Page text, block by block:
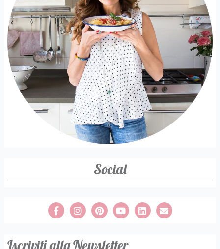
Social
Iscriviti alla Newsletter